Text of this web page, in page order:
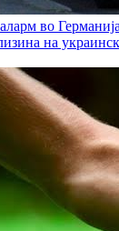
во
на